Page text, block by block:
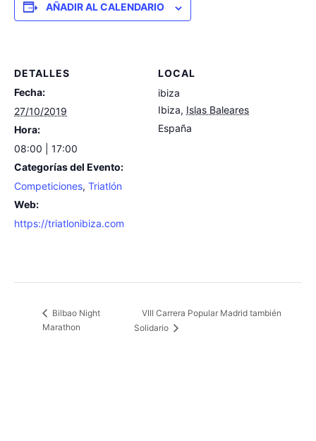
AÑADIR AL CALENDARIO
DETALLES
Fecha:
27/10/2019
Hora:
08:00 | 17:00
Categorías del Evento:
Competiciones, Triatlón
Web:
https://triatlonibiza.com
LOCAL
ibiza
Ibiza, Islas Baleares
España
Bilbao Night
Marathon
VIII Carrera Popular Madrid también
Solidario